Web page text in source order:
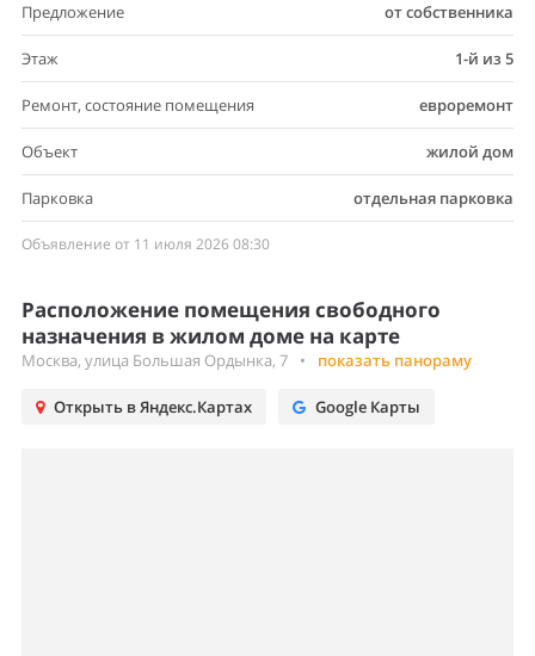
Предложение от собственника
Этаж 1-й из 5
Ремонт, состояние помещения евроремонт
Объект жилой дом
Парковка отдельная парковка
Объявление от 11 июля 2026 08:30
Расположение помещения свободного
назначения в жилом доме на карте
Москва, улица Большая Ордынка, 7 • показать панораму
Открыть в Яндекс.Картах Google Карты